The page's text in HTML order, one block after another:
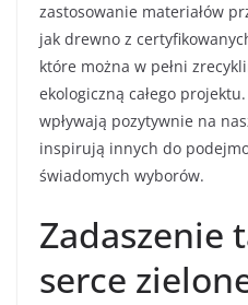
zastosowanie materiałów
jak drewno z
które można w pełni
ekologiczną całego
wpływają pozytywnie na
inspirują innych do
świadomych wyborów.
Zadaszenie
serce